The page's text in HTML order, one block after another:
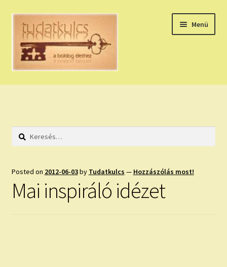
Ugrás
navigációhoz
Kilépés
tartalomba
Menü
HÚZZ EGY KÁRTYÁT!
HOLDNAPTÁR
NAPI ASZTROLÓGIA
Keresés:
Posted on 2012-06-03by Tudatkulcs — Hozzászólás most!
Mai inspiráló idézet